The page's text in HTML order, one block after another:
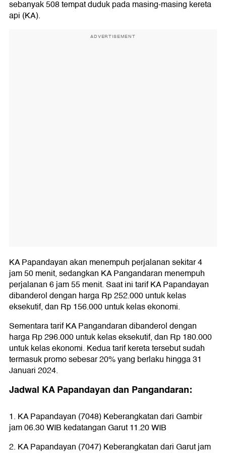
sebanyak 508 tempat duduk pada masing-masing kereta
api (KA).
ADVERTISEMENT
KA Papandayan akan menempuh perjalanan sekitar 4
jam 50 menit, sedangkan KA Pangandaran menempuh
perjalanan 6 jam 55 menit. Saat ini tarif KA Papandayan
dibanderol dengan harga Rp 252.000 untuk kelas
eksekutif, dan Rp 156.000 untuk kelas ekonomi.
Sementara tarif KA Pangandaran dibanderol dengan
harga Rp 296.000 untuk kelas eksekutif, dan Rp 180.000
untuk kelas ekonomi. Kedua tarif kereta tersebut sudah
termasuk promo sebesar 20% yang berlaku hingga 31
Januari 2024.
Jadwal KA Papandayan dan Pangandaran:
1. KA Papandayan (7048) Keberangkatan dari Gambir
jam 06.30 WIB kedatangan Garut 11.20 WIB
2. KA Papandayan (7047) Keberangkatan dari Garut jam